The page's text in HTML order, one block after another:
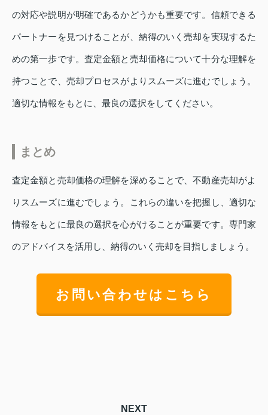
の対応や説明が明確であるかどうかも重要です。信頼できる
パートナーを見つけることが、納得のいく売却を実現するた
めの第一歩です。査定金額と売却価格について十分な理解を
持つことで、売却プロセスがよりスムーズに進むでしょう。
適切な情報をもとに、最良の選択をしてください。
まとめ
査定金額と売却価格の理解を深めることで、不動産売却がよ
りスムーズに進むでしょう。これらの違いを把握し、適切な
情報をもとに最良の選択を心がけることが重要です。専門家
のアドバイスを活用し、納得のいく売却を目指しましょう。
お問い合わせはこちら
NEXT